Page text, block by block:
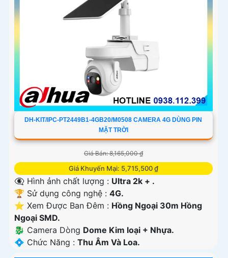
DH-KIT/IPC-PT2449B1-4GB20/M0508 CAMERA 4G DÙNG PIN
MẶT TRỜI
Giá Bán: 8,165,000 ₫
Giá Khuyến Mại: 5,715,500 ₫
👁️‍🗨 Hình ảnh chất lượng : Ultra 2k + .
🏆 Sử dụng công nghệ : 4G.
⭐ Xem Được Ban Đêm : Hồng Ngoại 30m Hồng
Ngoại SMD.
🐉️ Camera Dòng Dome Kim loại + Nhựa.
️💠 Chức Năng : Thu Âm Và Loa.